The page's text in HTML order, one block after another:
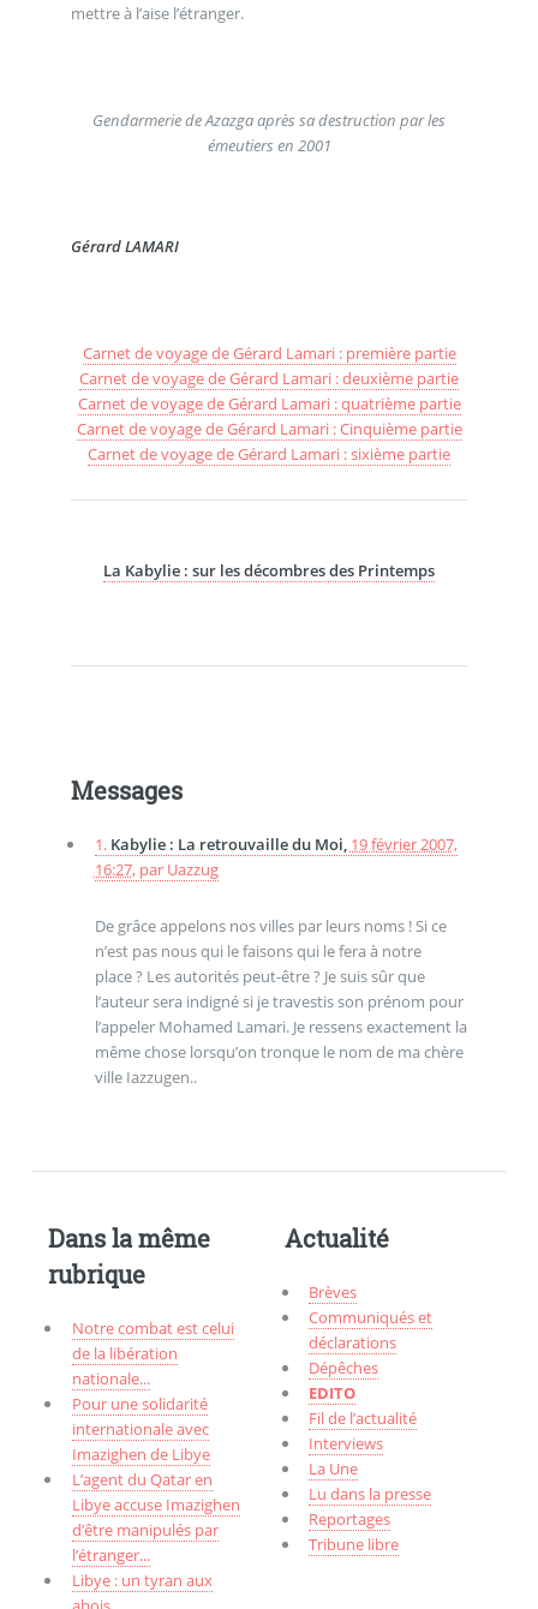
mettre à l’aise l’étranger.
Gendarmerie de Azazga après sa destruction par les
émeutiers en 2001
Gérard LAMARI
Carnet de voyage de Gérard Lamari : première partie
Carnet de voyage de Gérard Lamari : deuxième partie
Carnet de voyage de Gérard Lamari : quatrième partie
Carnet de voyage de Gérard Lamari : Cinquième partie
Carnet de voyage de Gérard Lamari : sixième partie
La Kabylie : sur les décombres des Printemps
Messages
1. Kabylie : La retrouvaille du Moi, 19 février 2007,
16:27, par Uazzug
De grâce appelons nos villes par leurs noms ! Si ce
n’est pas nous qui le faisons qui le fera à notre
place ? Les autorités peut-être ? Je suis sûr que
l’auteur sera indigné si je travestis son prénom pour
l’appeler Mohamed Lamari. Je ressens exactement la
même chose lorsqu’on tronque le nom de ma chère
ville Iazzugen..
Dans la même
rubrique
Notre combat est celui
de la libération
nationale...
Pour une solidarité
internationale avec
Imazighen de Libye
L’agent du Qatar en
Libye accuse Imazighen
d’être manipulés par
l’étranger...
Libye : un tyran aux
Actualité
Brèves
Communiqués et
déclarations
Dépêches
EDITO
Fil de l’actualité
Interviews
La Une
Lu dans la presse
Reportages
Tribune libre